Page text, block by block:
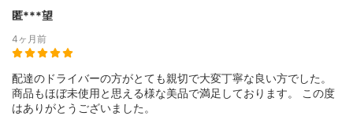
匿***望
4ヶ月前
配達のドライバーの方がとても親切で大変丁寧な良い方でした。
商品もほぼ未使用と思える様な美品で満足しております。 この度
はありがとうございました。